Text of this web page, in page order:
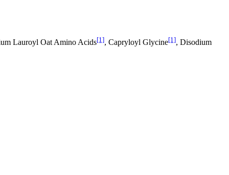
Lauroyl Oat Amino Acids[1], Capryloyl Glycine[1], Disodium